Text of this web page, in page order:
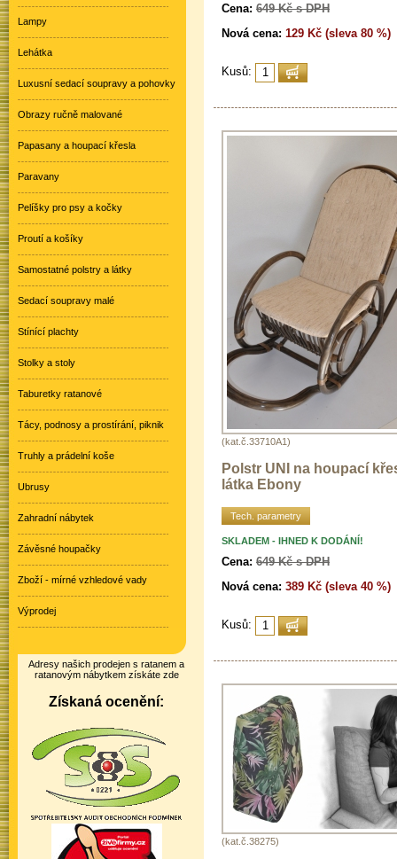
Cena: 649 Kč s DPH
Nová cena: 129 Kč (sleva 80 %)
Kusů:
(kat.č.33710A1)
Polstr UNI na houpací
látka Ebony
Tech. parametry
SKLADEM - IHNED K DODÁNÍ!
Cena: 649 Kč s DPH
Nová cena: 389 Kč (sleva 40 %)
Kusů:
(kat.č.38275)
Lampy
Lehátka
Luxusní sedací soupravy a pohovky
Obrazy ručně malované
Papasany a houpací křesla
Paravany
Pelíšky pro psy a kočky
Proutí a košíky
Samostatné polstry a látky
Sedací soupravy malé
Stínící plachty
Stolky a stoly
Taburetky ratanové
Tácy, podnosy a prostírání, piknik
Truhly a prádelní koše
Ubrusy
Zahradní nábytek
Závěsné houpačky
Zboží - mírné vzhledové vady
Výprodej
Adresy našich prodejen s ratanem a
ratanovým nábytkem získáte zde
Získaná ocenění: